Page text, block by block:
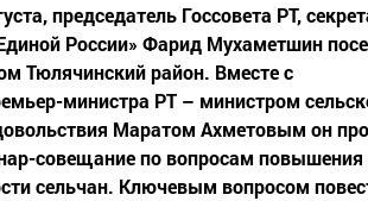
председатель Госсовета РТ,
России» Фарид Мухаметшин
Тюлячинский район. Вместе с
министра РТ – министром
Маратом Ахметовым он
совещание по вопросам повышения
сельчан. Ключевым вопросом